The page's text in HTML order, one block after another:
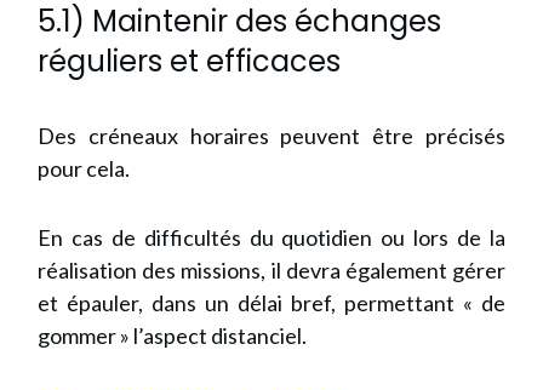
5.1) Maintenir des échanges
réguliers et efficaces
Des créneaux horaires peuvent être précisés
pour cela.
En cas de difficultés du quotidien ou lors de la
réalisation des missions, il devra également gérer
et épauler, dans un délai bref, permettant « de
gommer » l’aspect distanciel.